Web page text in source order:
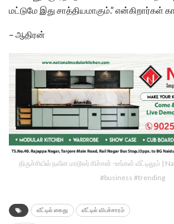
மட்டுமே இது சாத்தியமாகும்.” என்கிறார்கள்
– ஆதிரன்
திருச்சியில் நவீன மாடூலர் கிச்சன் -உங்கள் வீட்டிலும் |
#business #trending
வீட்டில் கைது வீட்டில் விபச்சாரம்